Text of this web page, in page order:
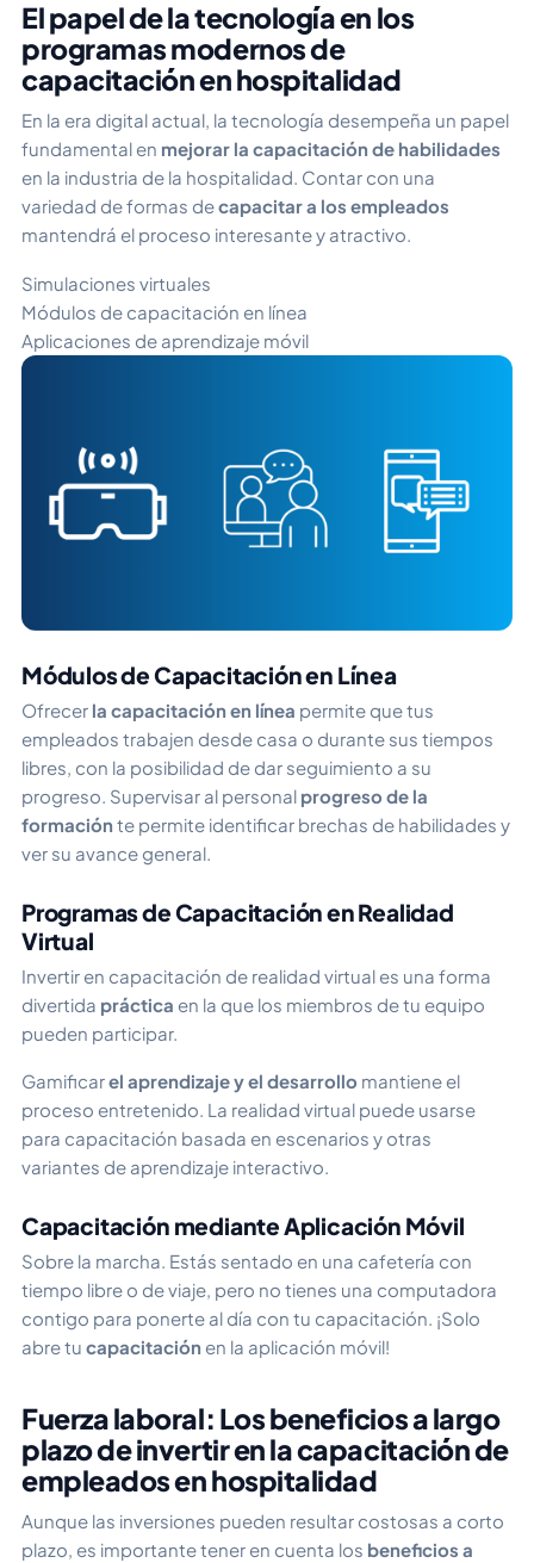
El papel de la tecnología en los
programas modernos de
capacitación en hospitalidad
En la era digital actual, la tecnología desempeña un papel
fundamental en mejorar la capacitación de habilidades
en la industria de la hospitalidad. Contar con una
variedad de formas decapacitar a los empleados
mantendrá el proceso interesante y atractivo.
Simulaciones virtuales
Módulos de capacitación en línea
Aplicaciones de aprendizaje móvil
Módulos de Capacitación en Línea
Ofrecer la capacitación en línea permite que tus
empleados trabajen desde casa o durante sus tiempos
libres, con la posibilidad de dar seguimiento a su
progreso. Supervisar al personal progreso de la
formación te permite identificar brechas de habilidades y
ver su avance general.
Programas de Capacitación en Realidad
Virtual
Invertir en capacitación de realidad virtual es una forma
divertida práctica en la que los miembros de tu equipo
pueden participar.
Gamificarel aprendizaje y el desarrollo mantiene el
proceso entretenido. La realidad virtual puede usarse
para capacitación basada en escenarios y otras
variantes de aprendizaje interactivo.
Capacitación mediante Aplicación Móvil
Sobre la marcha. Estás sentado en una cafetería con
tiempo libre o de viaje, pero no tienes una computadora
contigo para ponerte al día con tu capacitación. ¡Solo
abre tu capacitación en la aplicación móvil!
Fuerza laboral: Los beneficios a largo
plazo de invertir en la capacitación de
empleados en hospitalidad
Aunque las inversiones pueden resultar costosas a corto
plazo, es importante tener en cuenta los beneficios a